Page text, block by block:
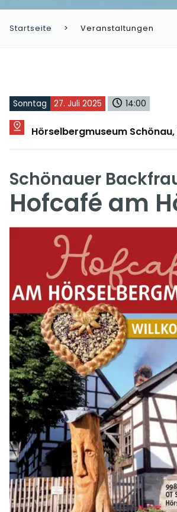
Startseite Veranstaltungen
Sonntag 27. Juli 2025 14:00
Hörselbergmuseum
Schönauer
Hofcafé am